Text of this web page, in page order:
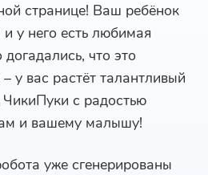
странице! Ваш ребёнок
у него есть любимая
что это
у вас растёт талантливый
ЧикиПуки с радостью
и вашему малышу!
уже сгенерированы